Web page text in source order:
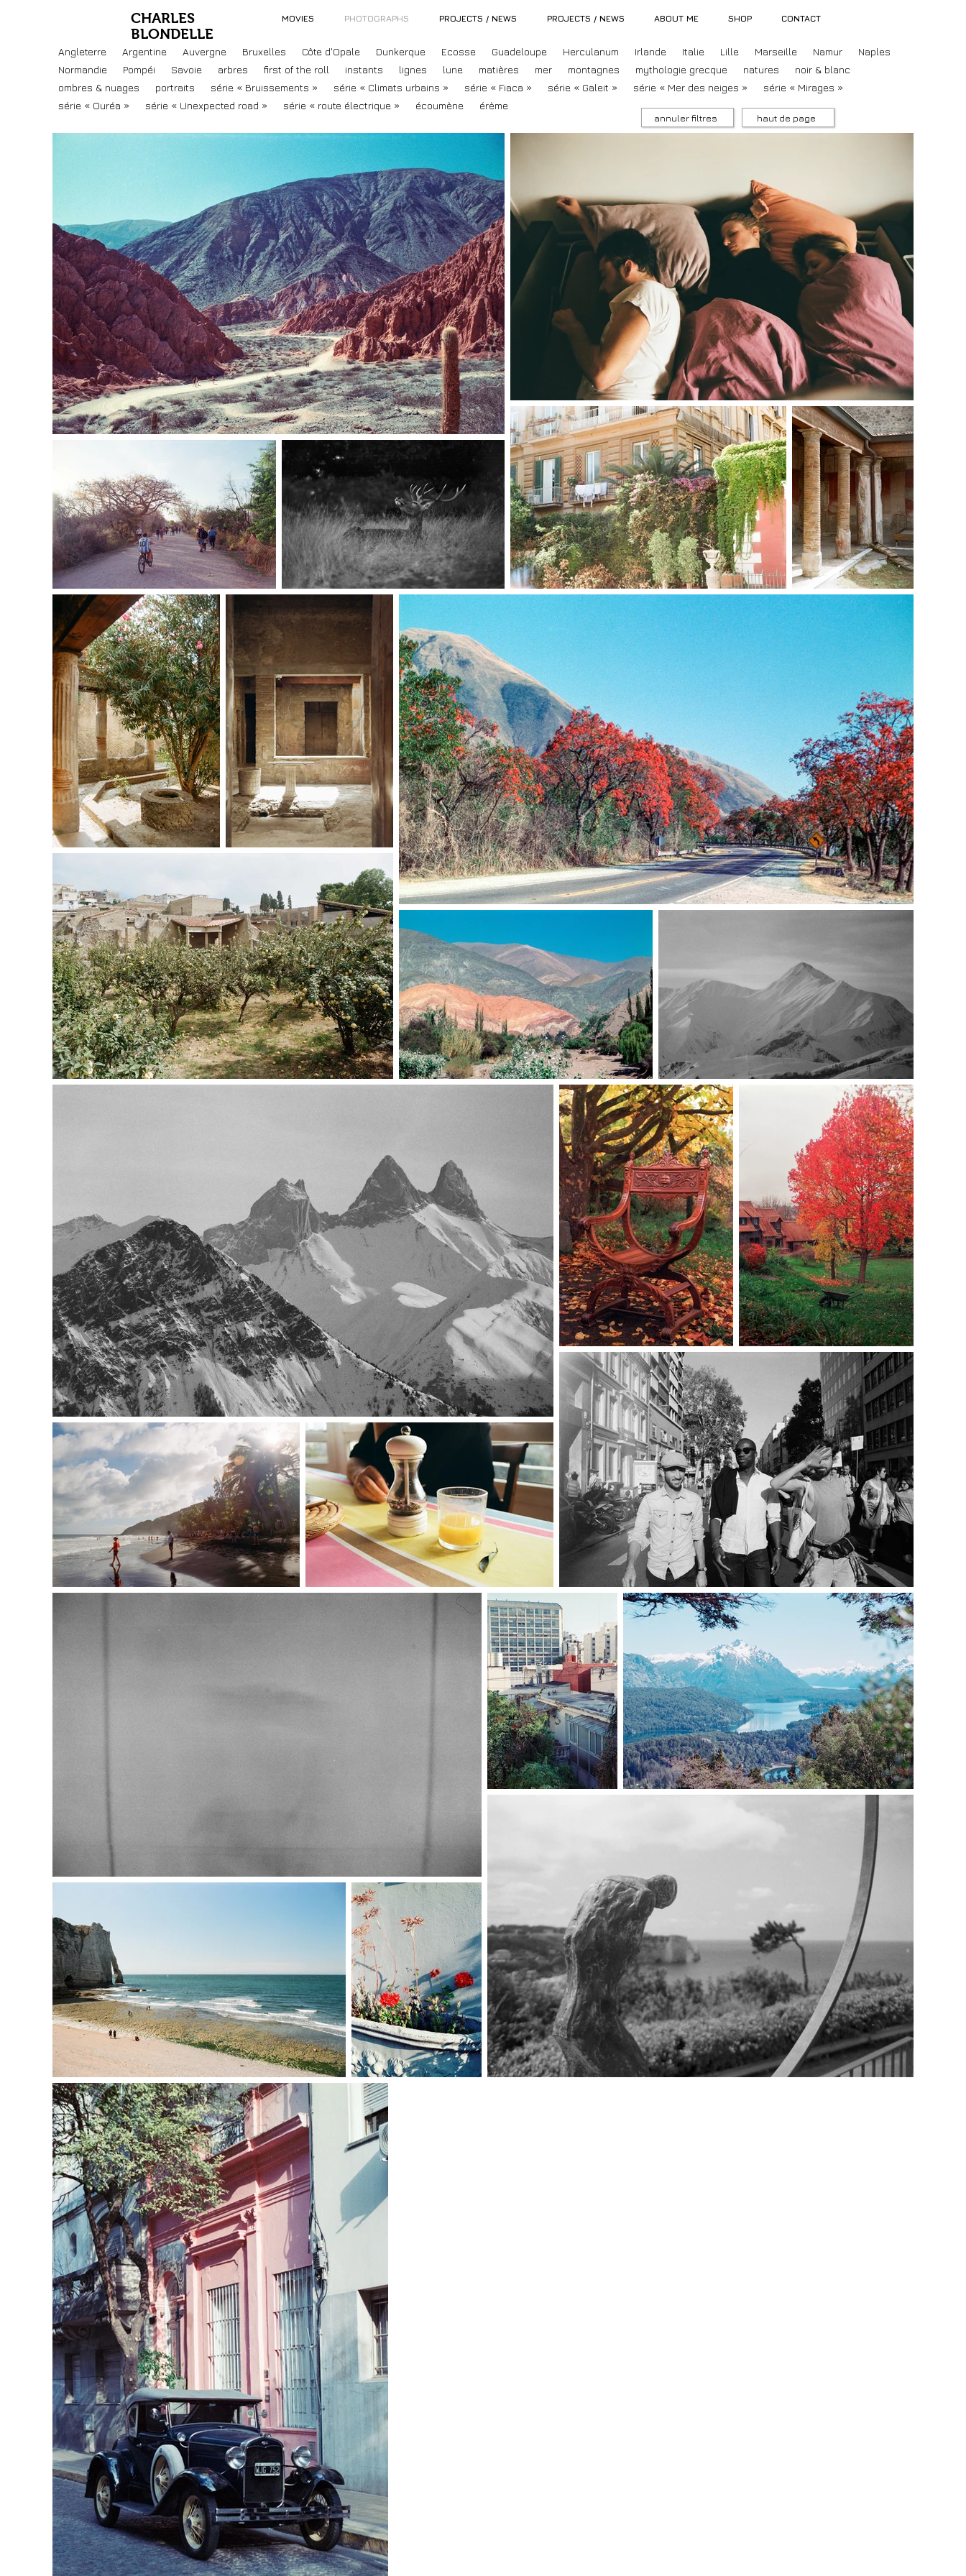
CHARLES
BLONDELLE
MOVIES PHOTOGRAPHS PROJECTS / NEWS PROJECTS / NEWS ABOUT ME SHOP CONTACT
Angleterre Argentine Auvergne Bruxelles Côte d'Opale Dunkerque Ecosse Guadeloupe Herculanum Irlande Italie Lille Marseille Namur
Naples
Normandie
Pompéi Savoie arbres first of the roll instants lignes lune matières mer montagnes mythologie grecque natures
noir & blanc
ombres & nuages
portraits série « Bruissements » série « Climats urbains » série « Fiaca » série « Galeit » série « Mer des neiges »
série « Mirages »
série « Ouréa »
série « Unexpected road » série « route électrique » écoumène érème
haut de page
annuler filtres